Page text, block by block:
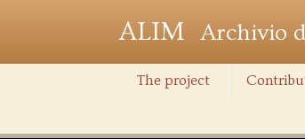
ALIM Archivio
The project